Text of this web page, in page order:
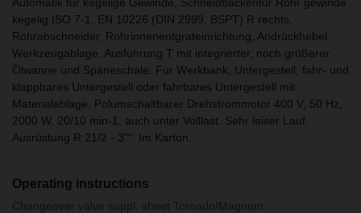
kegelig ISO 7-1, EN 10226 (DIN 2999, BSPT) R rechts,
Rohrabschneider, Rohrinnenentgrateinrichtung, Andrückhebel.
Werkzeugablage. Ausführung T mit integrierter, noch größerer
Ölwanne und Späneschale. Für Werkbank, Untergestell, fahr- und
klappbares Untergestell oder fahrbares Untergestell mit
Materialablage. Polumschaltbarer Drehstrommotor 400 V, 50 Hz,
2000 W. 20/10 min-1, auch unter Volllast. Sehr leiser Lauf.
Ausrüstung R 21/2 - 3"". Im Karton.
Operating instructions
Changeover valve suppl. sheet Tornado/Magnum